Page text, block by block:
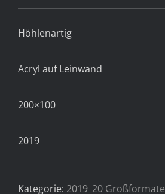
Höhlenartig
Acryl auf Leinwand
200×100
2019
Kategorie: 2019_20 Großformate